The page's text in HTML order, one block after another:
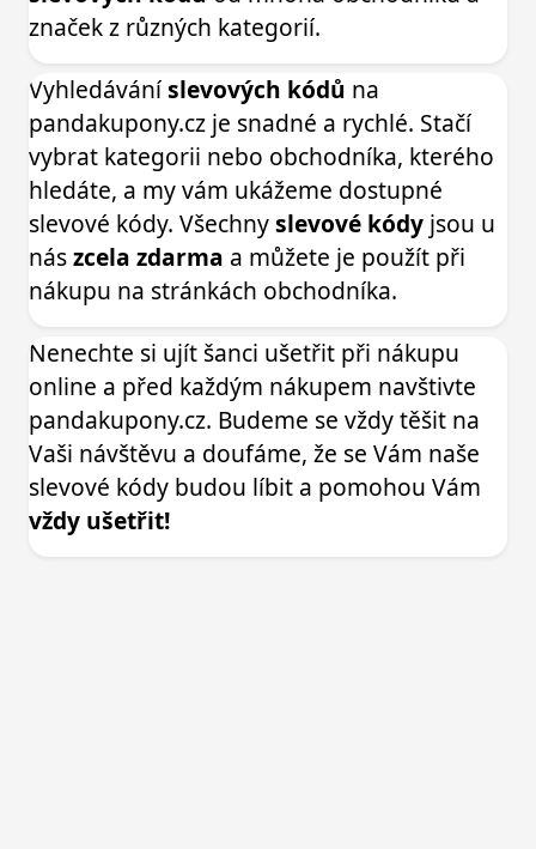
značek z různých kategorií.
Vyhledáváníslevových kódů na
pandakupony.cz je snadné a rychlé. Stačí
vybrat kategorii nebo obchodníka, kterého
hledáte, a my vám ukážeme dostupné
slevové kódy. Všechnyslevové kódy jsou u
nászcela zdarma a můžete je použít při
nákupu na stránkách obchodníka.
Nenechte si ujít šanci ušetřit při nákupu
online a před každým nákupem navštivte
pandakupony.cz. Budeme se vždy těšit na
Vaši návštěvu a doufáme, že se Vám naše
slevové kódy budou líbit a pomohou Vám
vždy ušetřit!